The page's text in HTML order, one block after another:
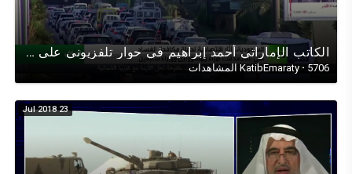
الكاتب الإماراتي أحمد إبراهيم في حوار تلفزيوني على قناة روسيا اليوم حول الإقتصاد والفساد والإمارات
KatibEmaraty · 5706 المشاهدات
23 Jul 2018